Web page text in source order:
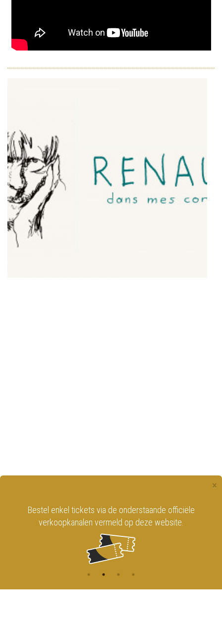
×
Bestel enkel tickets via de onderstaande officiële
verkoopkanalen vermeld op deze website.